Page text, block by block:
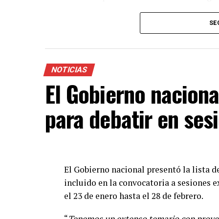
El envío a las provincias comenzará la
aclaró que durante algunas semanas
pero que ambas son seguras y eficaces.
“Van a coexistir seguramente durante
recibir la vacuna disponible lo antes
remarcó Vizzotti en una conferencia de
NOTICIAS
El Gobierno
para debatir en
El Gobierno nacional presentó la lista
incluido en la convocatoria a sesiones
el 23 de enero hasta el 28 de febrero.